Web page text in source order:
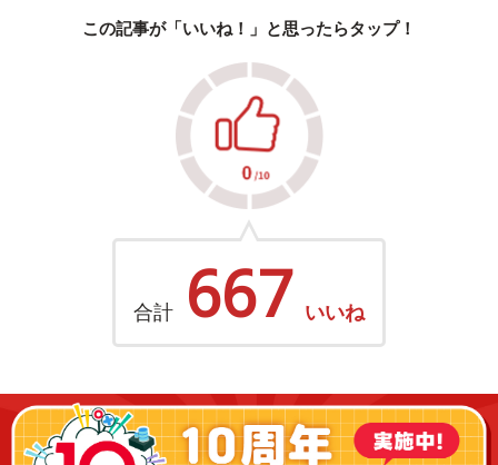
この記事が「いいね！」と思ったらタップ！
合計 667 いいね